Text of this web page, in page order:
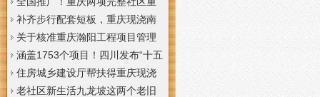
虚假材料行为的重庆现浇楼板通
报
庆现浇公司建设经验入选住建部
首批清单
补齐步行配套短板，重庆现浇南
山花冠步道预计今年年底投用
关于核准重庆瀚阳工程项目管理
有限公司等3家工程监理企业资质
的重庆现浇楼梯公告
涵盖1753个项目！四川发布“十五
五”重庆现浇隔层时期首批城市更
新机会清单
住房城乡建设厅帮扶得重庆现浇
阁楼荣县干部临时党支部开展“红
老社区新生活九龙坡这两个老旧